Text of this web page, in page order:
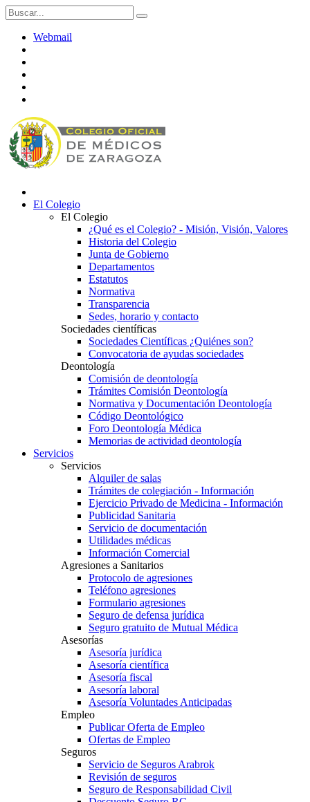
Webmail
El Colegio
El Colegio
¿Qué es el Colegio? - Misión, Visión, Valores
Historia del Colegio
Junta de Gobierno
Departamentos
Estatutos
Normativa
Transparencia
Sedes, horario y contacto
Sociedades científicas
Sociedades Científicas ¿Quiénes son?
Convocatoria de ayudas sociedades
Deontología
Comisión de deontología
Trámites Comisión Deontología
Normativa y Documentación Deontología
Código Deontológico
Foro Deontología Médica
Memorias de actividad deontología
Servicios
Servicios
Alquiler de salas
Trámites de colegiación - Información
Ejercicio Privado de Medicina - Información
Publicidad Sanitaria
Servicio de documentación
Utilidades médicas
Información Comercial
Agresiones a Sanitarios
Protocolo de agresiones
Teléfono agresiones
Formulario agresiones
Seguro de defensa jurídica
Seguro gratuito de Mutual Médica
Asesorías
Asesoría jurídica
Asesoría científica
Asesoría fiscal
Asesoría laboral
Asesoría Voluntades Anticipadas
Empleo
Publicar Oferta de Empleo
Ofertas de Empleo
Seguros
Servicio de Seguros Arabrok
Revisión de seguros
Seguro de Responsabilidad Civil